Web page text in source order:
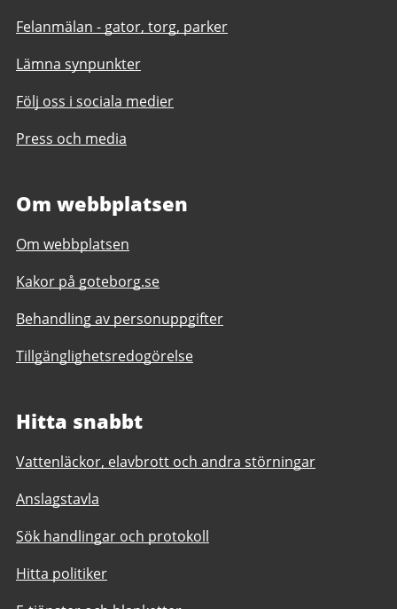
Felanmälan - gator, torg, parker
Lämna synpunkter
Följ oss i sociala medier
Press och media
Om webbplatsen
Om webbplatsen
Kakor på goteborg.se
Behandling av personuppgifter
Tillgänglighetsredogörelse
Hitta snabbt
Vattenläckor, elavbrott och andra störningar
Anslagstavla
Sök handlingar och protokoll
Hitta politiker